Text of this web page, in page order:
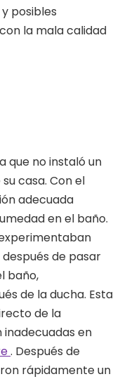
posibles
la mala calidad
que no instaló un
casa. Con el
adecuada
en el baño.
de pasar
baño,
de la ducha. Esta
de la
en
. Después de
rápidamente un